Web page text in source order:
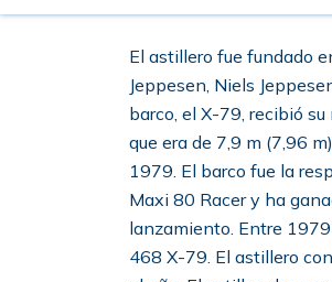
El astillero fue fundado
Jeppesen, Niels
barco, el X-79, recibió
que era de 7,9 m (7,96
1979. El barco fue la
Maxi 80 Racer y ha
lanzamiento. Entre
468 X-79. El astillero